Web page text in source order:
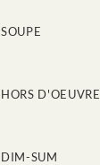
SOUPE
HORS D'OEUVRE
DIM-SUM